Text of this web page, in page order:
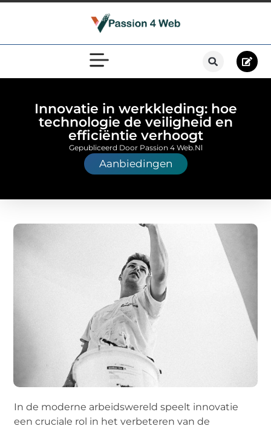
Innovatie in werkkleding: hoe
technologie de veiligheid en
efficiëntie verhoogt
Aanbiedingen
Gepubliceerd Door Passion 4 Web.nl
In de moderne arbeidswereld speelt innovatie
een cruciale rol in het verbeteren van de